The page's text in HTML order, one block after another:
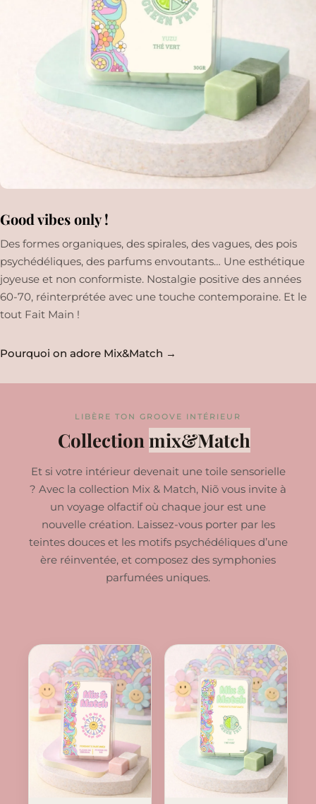
Good vibes only !
Des formes organiques, des spirales, des vagues, des pois
psychédéliques, des parfums envoutants… Une esthétique
joyeuse et non conformiste. Nostalgie positive des années
60-70, réinterprétée avec une touche contemporaine. Et le
tout Fait Main !
Pourquoi on adore Mix&Match →
LIBÈRE TON GROOVE INTÉRIEUR
Collectionmix&Match
Et si votre intérieur devenait une toile sensorielle
? Avec la collection Mix & Match, Niõ vous invite à
un voyage olfactif où chaque jour est une
nouvelle création. Laissez-vous porter par les
teintes douces et les motifs psychédéliques d’une
ère réinventée, et composez des symphonies
parfumées uniques.